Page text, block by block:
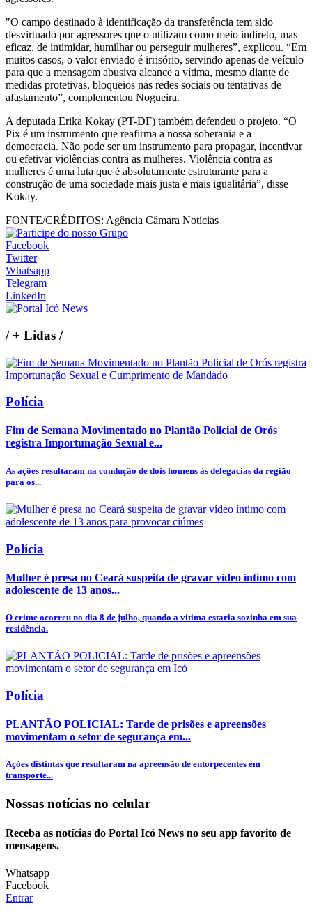
"O campo destinado à identificação da transferência tem sido
desvirtuado por agressores que o utilizam como meio indireto, mas
eficaz, de intimidar, humilhar ou perseguir mulheres”, explicou. “Em
muitos casos, o valor enviado é irrisório, servindo apenas de veículo
para que a mensagem abusiva alcance a vítima, mesmo diante de
medidas protetivas, bloqueios nas redes sociais ou tentativas de
afastamento”, complementou Nogueira.
A deputada Erika Kokay (PT-DF) também defendeu o projeto. “O
Pix é um instrumento que reafirma a nossa soberania e a
democracia. Não pode ser um instrumento para propagar, incentivar
ou efetivar violências contra as mulheres. Violência contra as
mulheres é uma luta que é absolutamente estruturante para a
construção de uma sociedade mais justa e mais igualitária”, disse
Kokay.
FONTE/CRÉDITOS: Agência Câmara Notícias
Facebook
Twitter
Whatsapp
Telegram
LinkedIn
/+ Lidas /
Polícia
Fim de Semana Movimentado no Plantão Policial de Orós
registra Importunação Sexual e...
As ações resultaram na condução de dois homens às delegacias da região
para os...
Polícia
Mulher é presa no Ceará suspeita de gravar vídeo íntimo com
adolescente de 13 anos...
O crime ocorreu no dia 8 de julho, quando a vítima estaria sozinha em sua
residência.
Polícia
PLANTÃO POLICIAL: Tarde de prisões e apreensões
movimentam o setor de segurança em...
Ações distintas que resultaram na apreensão de entorpecentes em
transporte...
Nossas notícias no celular
Receba as notícias do Portal Icó News no seu app favorito de
mensagens.
Whatsapp
Facebook
Entrar